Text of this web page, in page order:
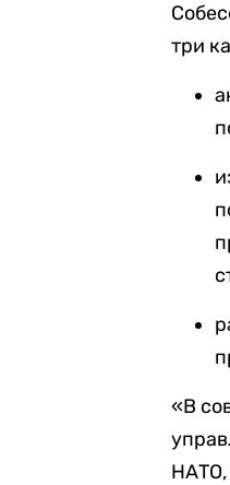
три
«В
НАТО,